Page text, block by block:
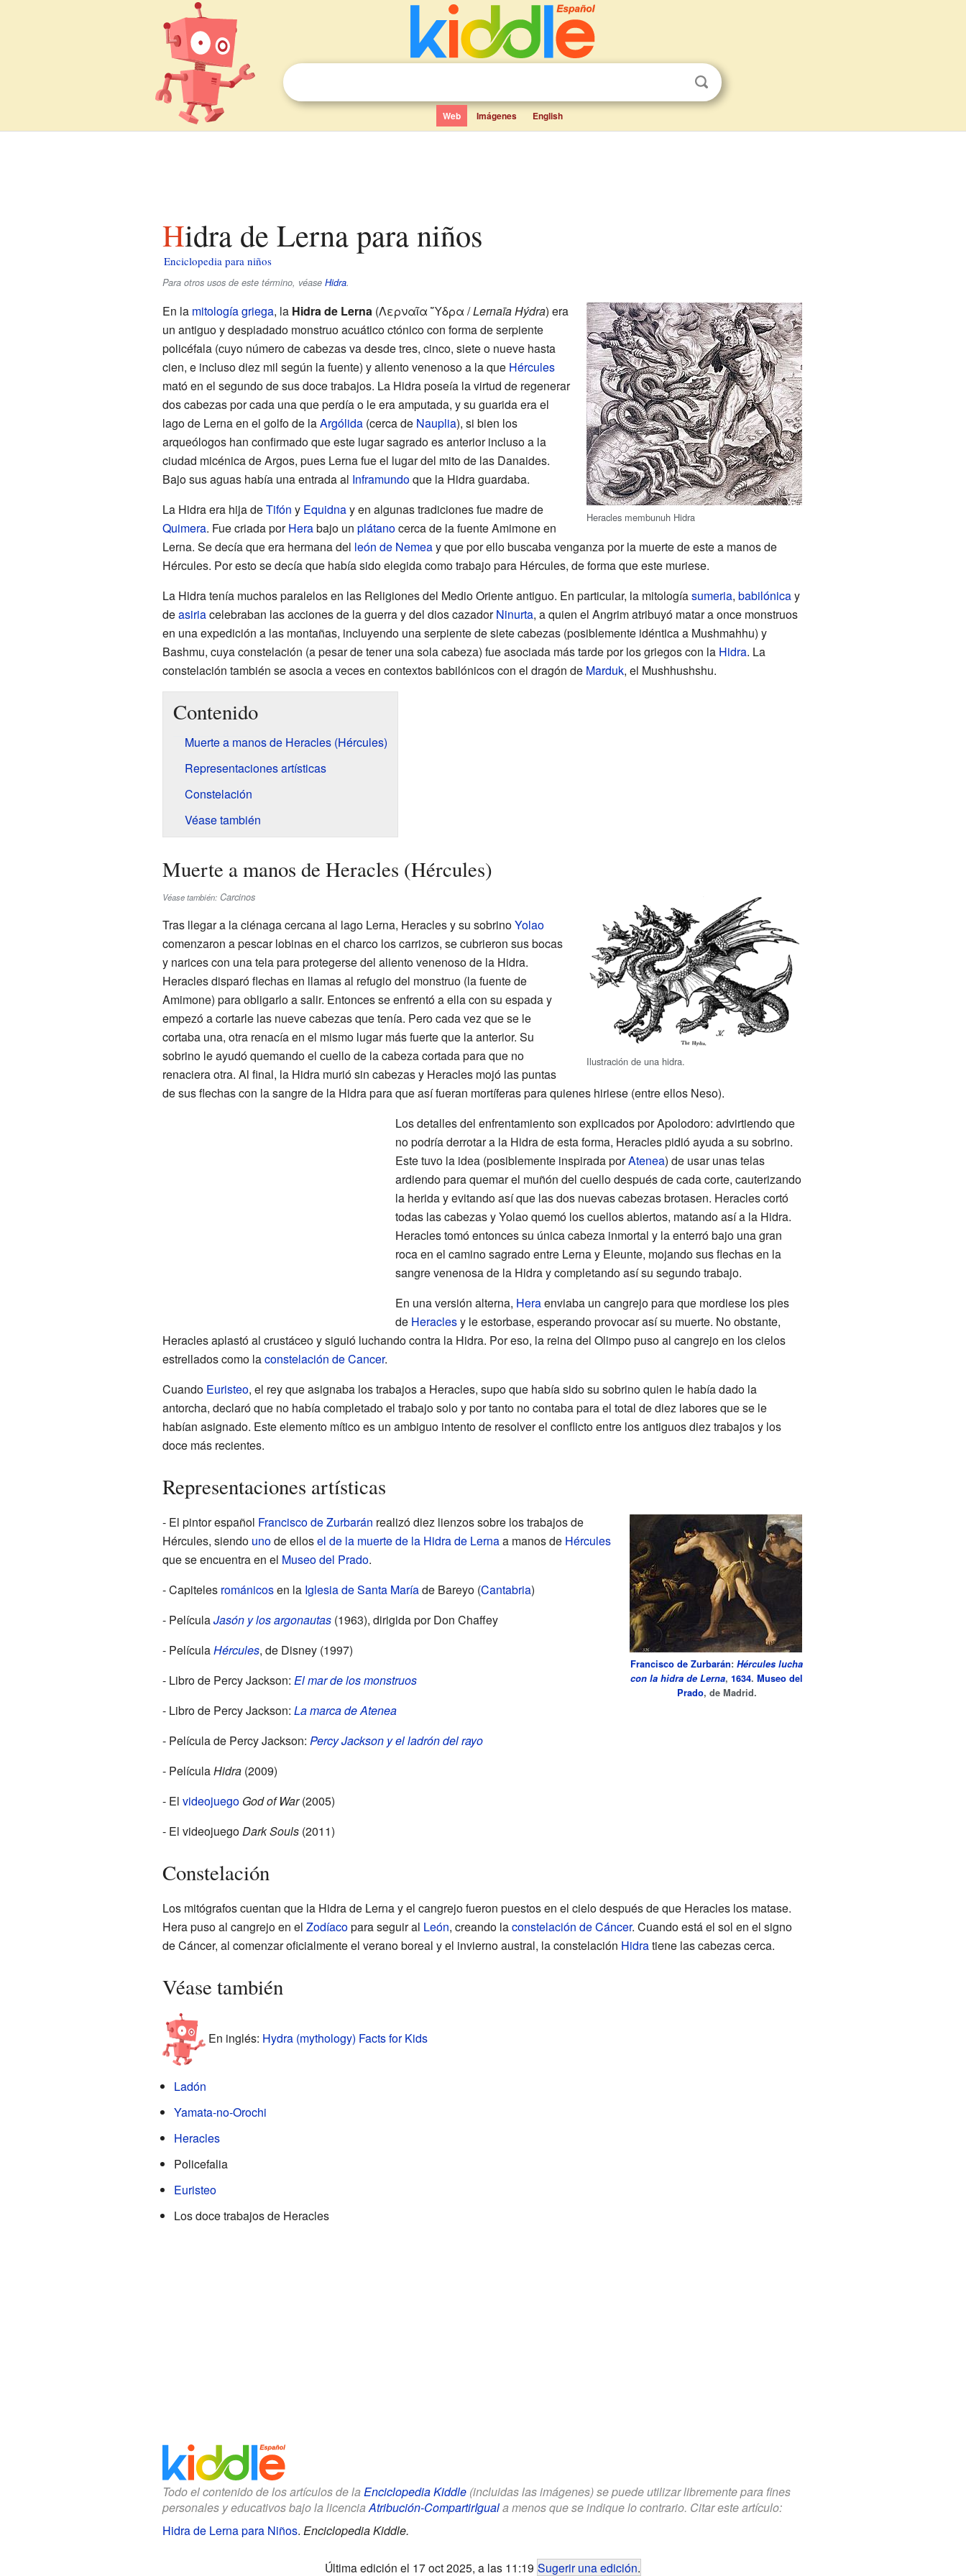
Web Imágenes English
Hidra de Lerna para niños
Enciclopedia para niños
Para otros usos de este término, véase Hidra.
Heracles membunuh Hidra
En la mitología griega, la Hidra de Lerna(Λερναῖα Ὕδρα /Lernaīa Hýdra) era
un antiguo y despiadado monstruo acuático ctónico con forma de serpiente
policéfala (cuyo número de cabezas va desde tres, cinco, siete o nueve hasta
cien, e incluso diez mil según la fuente) y aliento venenoso a la que Hércules
mató en el segundo de sus doce trabajos. La Hidra poseía la virtud de regenerar
dos cabezas por cada una que perdía o le era amputada, y su guarida era el
lago de Lerna en el golfo de laArgólida(cerca de Nauplia), si bien los
arqueólogos han confirmado que este lugar sagrado es anterior incluso a la
ciudad micénica de Argos, pues Lerna fue el lugar del mito de las Danaides.
Bajo sus aguas había una entrada al Inframundoque la Hidra guardaba.
La Hidra era hija deTifón y Equidnay en algunas tradiciones fue madre de
Quimera. Fue criada porHerabajo un plátanocerca de la fuente Amimone en
Lerna. Se decía que era hermana del león de Nemeay que por ello buscaba venganza por la muerte de este a manos de
Hércules. Por esto se decía que había sido elegida como trabajo para Hércules, de forma que este muriese.
La Hidra tenía muchos paralelos en las Religiones del Medio Oriente antiguo. En particular, la mitologíasumeria, babilónicay
deasiriacelebraban las acciones de la guerra y del dios cazadorNinurta, a quien el Angrim atribuyó matar a once monstruos
en una expedición a las montañas, incluyendo una serpiente de siete cabezas (posiblemente idéntica a Mushmahhu) y
Bashmu, cuya constelación (a pesar de tener una sola cabeza) fue asociada más tarde por los griegos con la Hidra. La
constelación también se asocia a veces en contextos babilónicos con el dragón de Marduk, el Mushhushshu.
Contenido
Muerte a manos de Heracles (Hércules)
Representaciones artísticas
Constelación
Véase también
Muerte a manos de Heracles (Hércules)
Ilustración de una hidra.
Véase también: Carcinos
Tras llegar a la ciénaga cercana al lago Lerna, Heracles y su sobrinoYolao
comenzaron a pescar lobinas en el charco los carrizos, se cubrieron sus bocas
y narices con una tela para protegerse del aliento venenoso de la Hidra.
Heracles disparó flechas en llamas al refugio del monstruo (la fuente de
Amimone) para obligarlo a salir. Entonces se enfrentó a ella con su espada y
empezó a cortarle las nueve cabezas que tenía. Pero cada vez que se le
cortaba una, otra renacía en el mismo lugar más fuerte que la anterior. Su
sobrino le ayudó quemando el cuello de la cabeza cortada para que no
renaciera otra. Al final, la Hidra murió sin cabezas y Heracles mojó las puntas
de sus flechas con la sangre de la Hidra para que así fueran mortíferas para quienes hiriese (entre ellos Neso).
Los detalles del enfrentamiento son explicados por Apolodoro: advirtiendo que
no podría derrotar a la Hidra de esta forma, Heracles pidió ayuda a su sobrino.
Este tuvo la idea (posiblemente inspirada porAtenea) de usar unas telas
ardiendo para quemar el muñón del cuello después de cada corte, cauterizando
la herida y evitando así que las dos nuevas cabezas brotasen. Heracles cortó
todas las cabezas y Yolao quemó los cuellos abiertos, matando así a la Hidra.
Heracles tomó entonces su única cabeza inmortal y la enterró bajo una gran
roca en el camino sagrado entre Lerna y Eleunte, mojando sus flechas en la
sangre venenosa de la Hidra y completando así su segundo trabajo.
En una versión alterna, Heraenviaba un cangrejo para que mordiese los pies
de Heraclesy le estorbase, esperando provocar así su muerte. No obstante,
Heracles aplastó al crustáceo y siguió luchando contra la Hidra. Por eso, la reina del Olimpo puso al cangrejo en los cielos
estrellados como laconstelación de Cancer.
Cuando Euristeo, el rey que asignaba los trabajos a Heracles, supo que había sido su sobrino quien le había dado la
antorcha, declaró que no había completado el trabajo solo y por tanto no contaba para el total de diez labores que se le
habían asignado. Este elemento mítico es un ambiguo intento de resolver el conflicto entre los antiguos diez trabajos y los
doce más recientes.
Representaciones artísticas
Francisco de Zurbarán:Hércules lucha
con la hidra de Lerna,1634.Museo del
Prado, de Madrid.
- El pintor español Francisco de Zurbarán realizó diez lienzos sobre los trabajos de
Hércules, siendo unode ellosel de la muerte de la Hidra de Lernaa manos de Hércules
que se encuentra en el Museo del Prado.
- Capiteles románicosen la Iglesia de Santa Maríade Bareyo (Cantabria)
- PelículaJasón y los argonautas(1963), dirigida por Don Chaffey
- PelículaHércules, de Disney (1997)
- Libro de Percy Jackson: El mar de los monstruos
- Libro de Percy Jackson: La marca de Atenea
- Película de Percy Jackson: Percy Jackson y el ladrón del rayo
- PelículaHidra(2009)
- El videojuego God of War(2005)
- El videojuegoDark Souls(2011)
Constelación
Los mitógrafos cuentan que la Hidra de Lerna y el cangrejo fueron puestos en el cielo después de que Heracles los matase.
Hera puso al cangrejo en el Zodíacopara seguir al León, creando laconstelación de Cáncer. Cuando está el sol en el signo
de Cáncer, al comenzar oficialmente el verano boreal y el invierno austral, la constelación Hidratiene las cabezas cerca.
Véase también
En inglés: Hydra (mythology) Facts for Kids
Ladón
Yamata-no-Orochi
Heracles
Policefalia
Euristeo
Los doce trabajos de Heracles
Todo el contenido de los artículos de la Enciclopedia Kiddle(incluidas las imágenes) se puede utilizar libremente para fines
personales y educativos bajo la licenciaAtribución-CompartirIguala menos que se indique lo contrario. Citar este artículo:
Hidra de Lerna para Niños. Enciclopedia Kiddle.
Última edición el 17 oct 2025, a las 11:19 Sugerir una edición.